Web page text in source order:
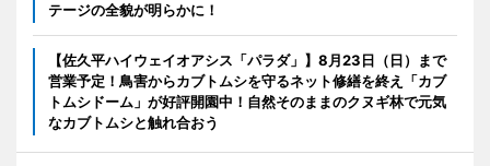
テージの全貌が明らかに！
【佐久平ハイウェイオアシス「パラダ」】8月23日（日）まで
営業予定！鳥害からカブトムシを守るネット修繕を終え「カブ
トムシドーム」が好評開園中！自然そのままのクヌギ林で元気
なカブトムシと触れ合おう